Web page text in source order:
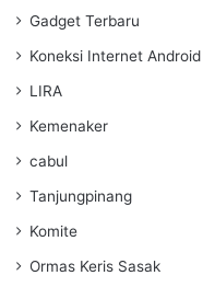
Gadget Terbaru
Koneksi Internet Android
LIRA
Kemenaker
cabul
Tanjungpinang
Komite
Ormas Keris Sasak